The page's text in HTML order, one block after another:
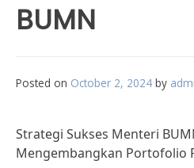
BUMN
Posted on October 2, 2024 by
Strategi Sukses Menteri
Mengembangkan Portofolio